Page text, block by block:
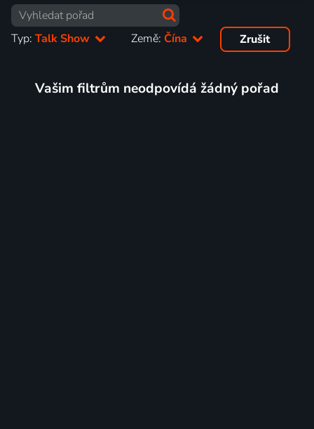
Typ: Talk Show Země:Čína Zrušit
Vašim filtrům neodpovídá žádný pořad